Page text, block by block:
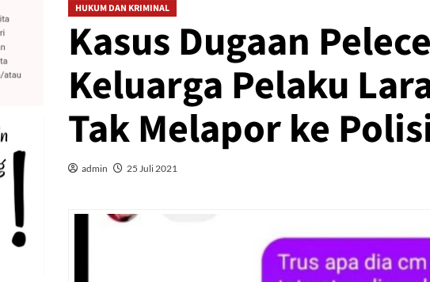
HUKUM DAN KRIMINAL
Kasus Dugaan
Keluarga Pelaku
Tak Melapor ke
admin 25 Juli 2021